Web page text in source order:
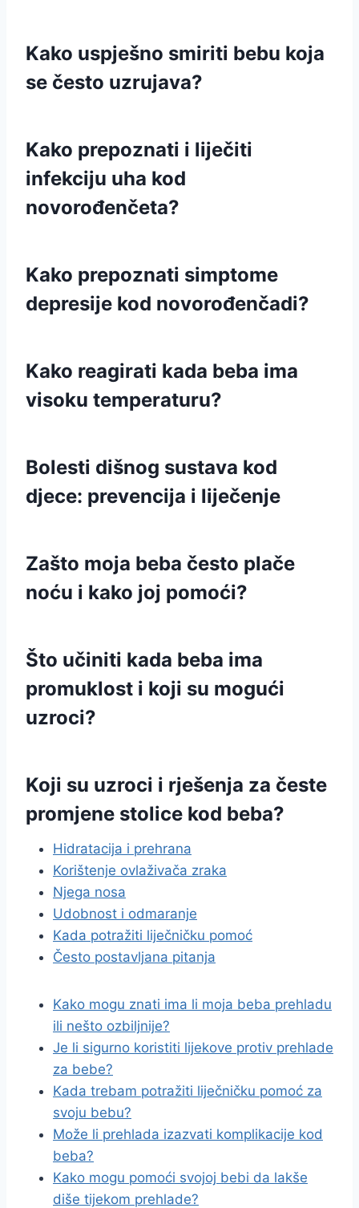
Kako uspješno smiriti bebu koja
se često uzrujava?
Kako prepoznati i liječiti
infekciju uha kod
novorođenčeta?
Kako prepoznati simptome
depresije kod novorođenčadi?
Kako reagirati kada beba ima
visoku temperaturu?
Bolesti dišnog sustava kod
djece: prevencija i liječenje
Zašto moja beba često plače
noću i kako joj pomoći?
Što učiniti kada beba ima
promuklost i koji su mogući
uzroci?
Koji su uzroci i rješenja za česte
promjene stolice kod beba?
Hidratacija i prehrana
Korištenje ovlaživača zraka
Njega nosa
Udobnost i odmaranje
Kada potražiti liječničku pomoć
Često postavljana pitanja
Kako mogu znati ima li moja beba prehladu
ili nešto ozbiljnije?
Je li sigurno koristiti lijekove protiv prehlade
za bebe?
Kada trebam potražiti liječničku pomoć za
svoju bebu?
Može li prehlada izazvati komplikacije kod
beba?
Kako mogu pomoći svojoj bebi da lakše
diše tijekom prehlade?